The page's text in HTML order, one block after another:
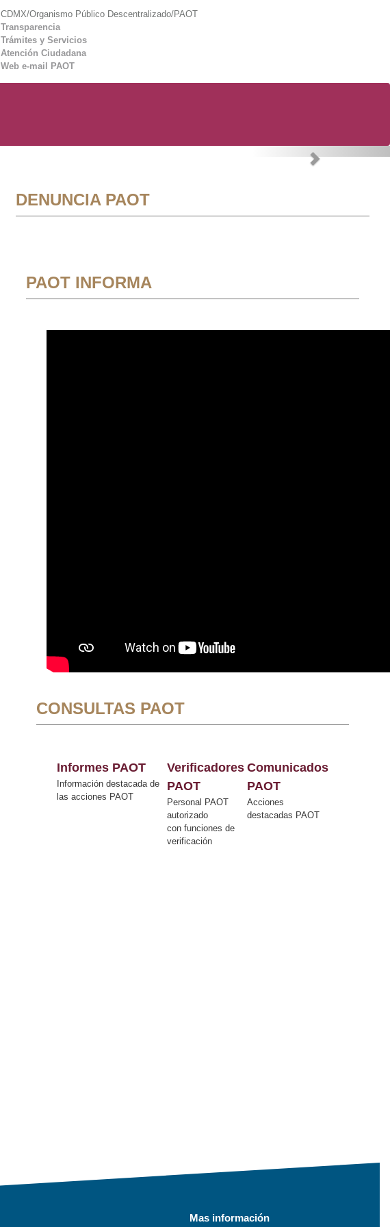
CDMX/Organismo Público Descentralizado/PAOT
Transparencia
Trámites y Servicios
Atención Ciudadana
Web e-mail PAOT
Next
DENUNCIA PAOT
PAOT INFORMA
CONSULTAS PAOT
Informes PAOT
Información destacada de
las acciones PAOT
Verificadores
PAOT
Personal PAOT
autorizado
con funciones de
verificación
Comunicados
PAOT
Acciones
destacadas PAOT
Mas información